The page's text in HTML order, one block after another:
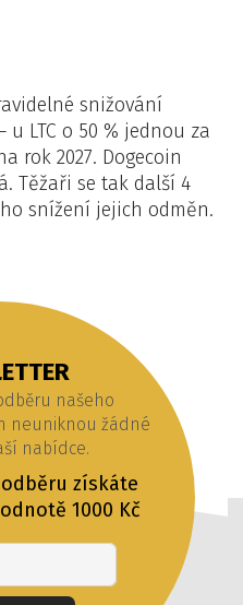
snižování
LTC o 50 % jednou za
rok 2027. Dogecoin
Těžaři se tak další 4
snížení jejich odměn.
našeho
neuniknou žádné
nabídce.
získáte
1000 Kč